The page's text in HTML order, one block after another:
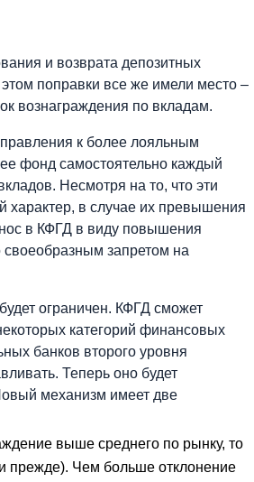
и возврата депозитных
поправки все же имели место –
вознаграждения по вкладам.
к более лояльным
фонд самостоятельно каждый
Несмотря на то, что эти
характер, в случае их превышения
в КФГД в виду повышения
запретом на
ограничен. КФГД сможет
категорий финансовых
банков второго уровня
Теперь оно будет
механизм имеет две
выше среднего по рынку, то
прежде). Чем больше отклонение